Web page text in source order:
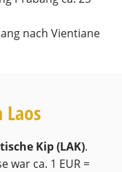
nach Vientiane
Kip (LAK).
war ca. 1 EUR =